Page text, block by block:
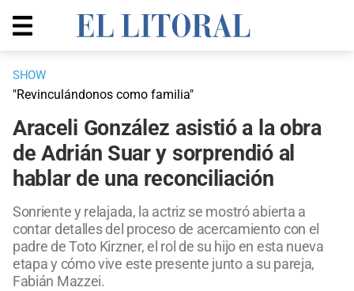
SHOW
"Revinculándonos como familia"
Araceli González asistió a la obra
de Adrián Suar y sorprendió al
hablar de una reconciliación
Sonriente y relajada, la actriz se mostró abierta a
contar detalles del proceso de acercamiento con el
padre de Toto Kirzner, el rol de su hijo en esta nueva
etapa y cómo vive este presente junto a su pareja,
Fabián Mazzei.